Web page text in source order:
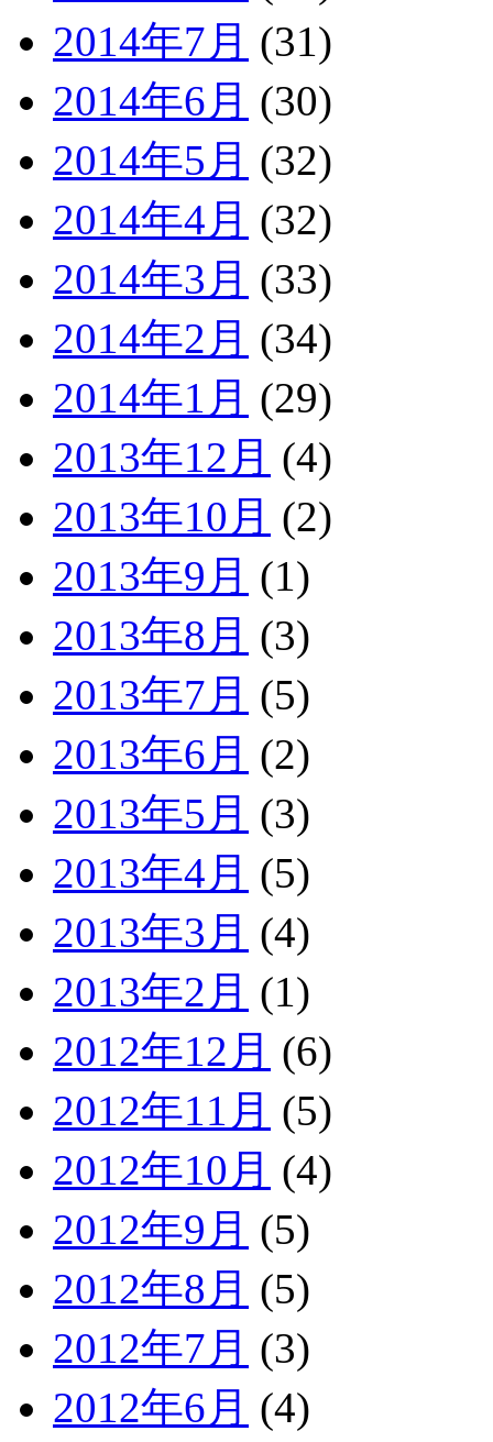
2014年7月 (31)
2014年6月 (30)
2014年5月 (32)
2014年4月 (32)
2014年3月 (33)
2014年2月 (34)
2014年1月 (29)
2013年12月 (4)
2013年10月 (2)
2013年9月 (1)
2013年8月 (3)
2013年7月 (5)
2013年6月 (2)
2013年5月 (3)
2013年4月 (5)
2013年3月 (4)
2013年2月 (1)
2012年12月 (6)
2012年11月 (5)
2012年10月 (4)
2012年9月 (5)
2012年8月 (5)
2012年7月 (3)
2012年6月 (4)